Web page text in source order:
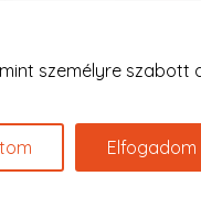
minimal
személyre szabott
Elfogadom